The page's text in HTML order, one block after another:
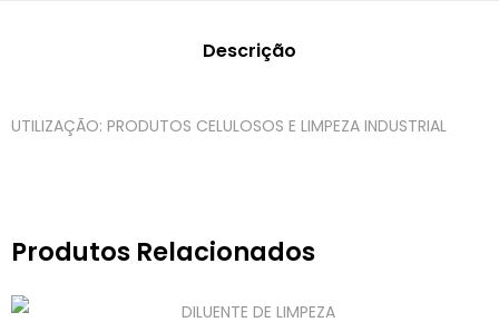
Descrição
UTILIZAÇÃO: PRODUTOS CELULOSOS E LIMPEZA INDUSTRIAL
Produtos Relacionados